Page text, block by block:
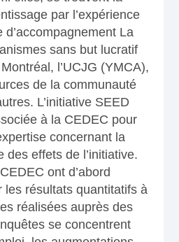
par l’expérience
d’accompagnement La
sans but lucratif
l’UCJG (YMCA),
de la communauté
L’initiative SEED
à la CEDEC pour
concernant la
des effets de l’initiative.
ont d’abord
les résultats quantitatifs à
réalisées auprès des
se concentrent